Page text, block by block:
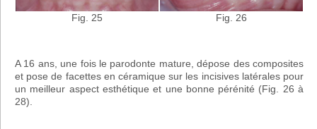
Fig. 25 Fig. 26
A 16 ans, une fois le parodonte mature, dépose des composites
et pose de facettes en céramique sur les incisives latérales pour
un meilleur aspect esthétique et une bonne pérénité (Fig. 26 à
28).